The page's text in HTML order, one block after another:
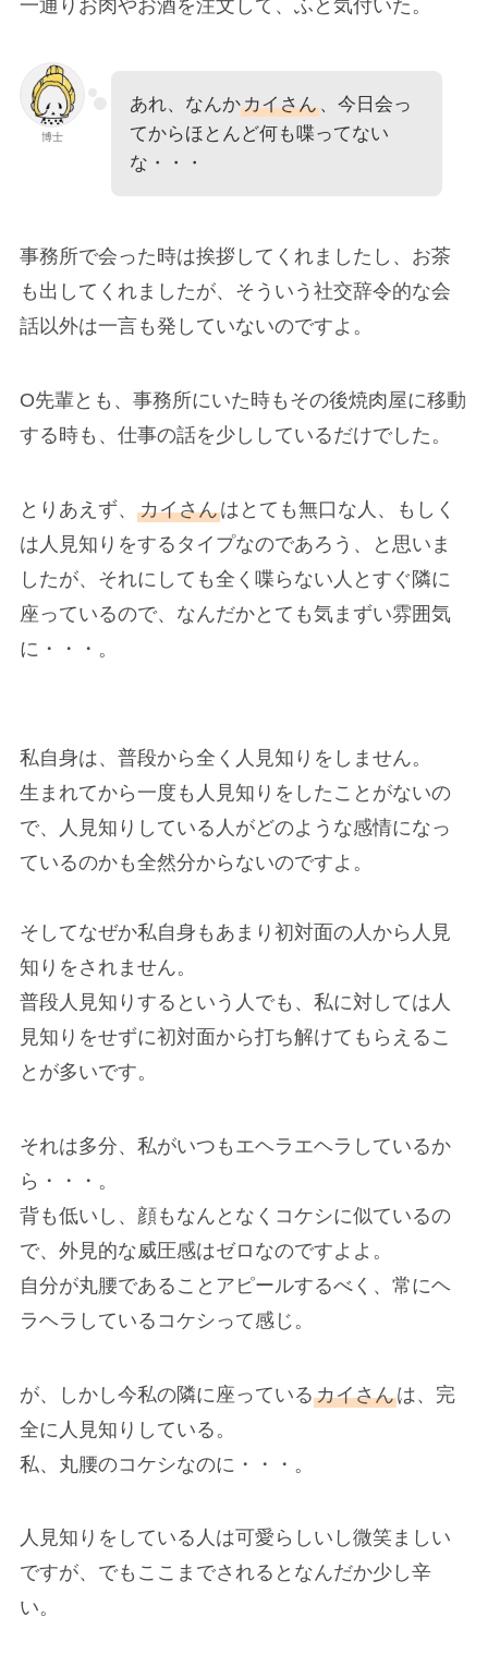
一通りお肉やお酒を注文して、ふと気付いた。
博士
あれ、なんかカイさん、今日会っ
てからほとんど何も喋ってない
な・・・
事務所で会った時は挨拶してくれましたし、お茶
も出してくれましたが、そういう社交辞令的な会
話以外は一言も発していないのですよ。
O先輩とも、事務所にいた時もその後焼肉屋に移動
する時も、仕事の話を少ししているだけでした。
とりあえず、 カイさんはとても無口な人、もしく
は人見知りをするタイプなのであろう、と思いま
したが、それにしても全く喋らない人とすぐ隣に
座っているので、なんだかとても気まずい雰囲気
に・・・。
私自身は、普段から全く人見知りをしません。
生まれてから一度も人見知りをしたことがないの
で、人見知りしている人がどのような感情になっ
ているのかも全然分からないのですよ。
そしてなぜか私自身もあまり初対面の人から人見
知りをされません。
普段人見知りするという人でも、私に対しては人
見知りをせずに初対面から打ち解けてもらえるこ
とが多いです。
それは多分、私がいつもエヘラエヘラしているか
ら・・・。
背も低いし、顔もなんとなくコケシに似ているの
で、外見的な威圧感はゼロなのですよよ。
自分が丸腰であることアピールするべく、常にヘ
ラヘラしているコケシって感じ。
が、しかし今私の隣に座っているカイさんは、完
全に人見知りしている。
私、丸腰のコケシなのに・・・。
人見知りをしている人は可愛らしいし微笑ましい
ですが、でもここまでされるとなんだか少し辛
い。